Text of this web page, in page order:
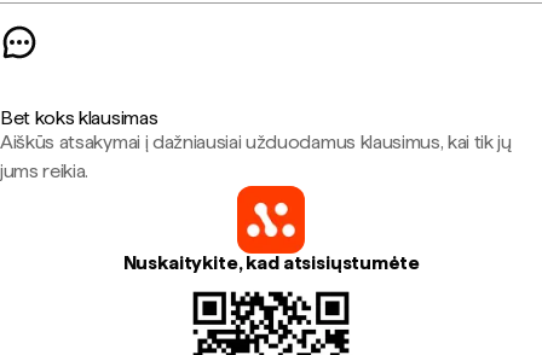
Bet koks klausimas
Aiškūs atsakymai į dažniausiai užduodamus klausimus, kai tik jų
jums reikia.
Nuskaitykite, kad atsisiųstumėte